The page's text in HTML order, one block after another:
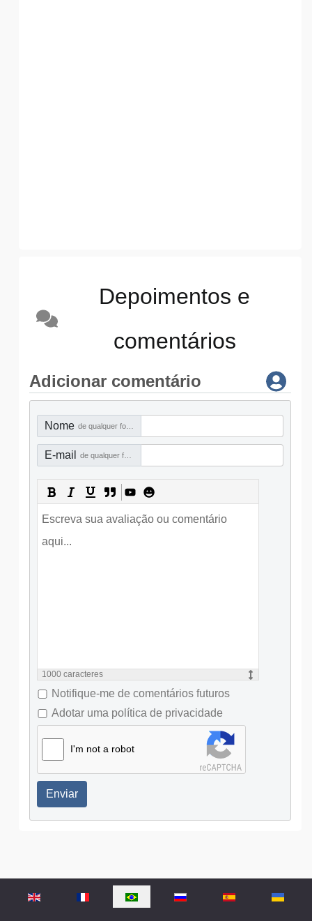
Depoimentos e
comentários
Adicionar comentário
Nome
E-mail
1000 caracteres
Notifique-me de comentários futuros
Adotar uma política de privacidade
I'm not a robot
Enviar
Selecione o seu idioma